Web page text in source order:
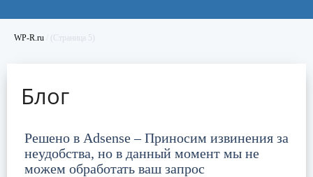
WP-R.ru / (Страница 5)
Блог
Решено в Adsense – Приносим извинения за
неудобства, но в данный момент мы не
можем обработать ваш запрос